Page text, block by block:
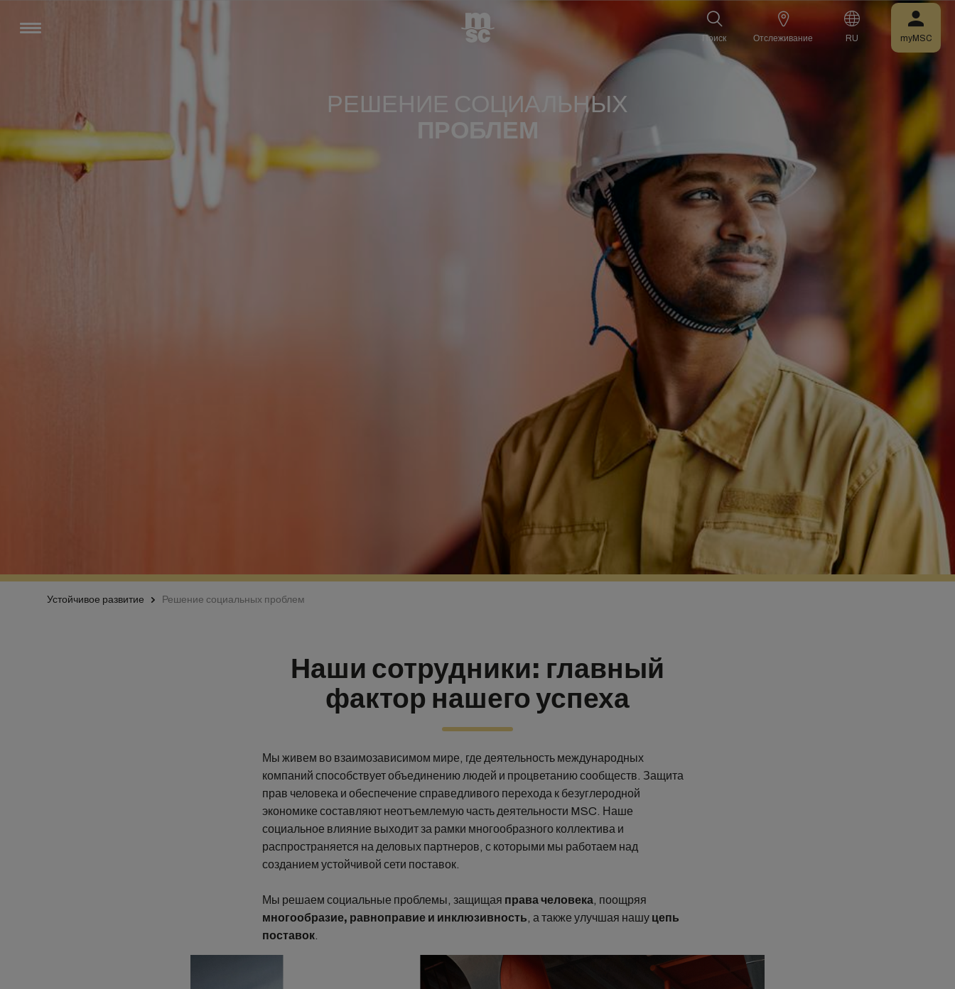
Поиск Отслеживание RU myMSC
РЕШЕНИЕ СОЦИАЛЬНЫХ
ПРОБЛЕМ
Устойчивое развитие Решение социальных проблем
Наши сотрудники: главный
фактор нашего успеха
Мы живем во взаимозависимом мире, где деятельность международных
компаний способствует объединению людей и процветанию сообществ. Защита
прав человека и обеспечение справедливого перехода к безуглеродной
экономике составляют неотъемлемую часть деятельности MSC. Наше
социальное влияние выходит за рамки многообразного коллектива и
распространяется на деловых партнеров, с которыми мы работаем над
созданием устойчивой сети поставок.
Мы решаем социальные проблемы, защищая права человека, поощряя
многообразие, равноправие и инклюзивность, а также улучшая нашу цепь
поставок.